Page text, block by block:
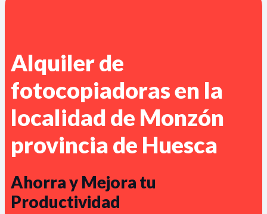
Alquiler de
fotocopiadoras en la
localidad de Monzón
provincia de Huesca
Ahorra y Mejora tu
Productividad